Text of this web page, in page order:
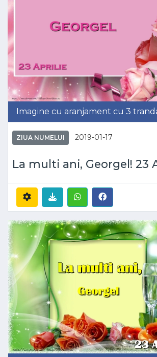
Imagine cu aranjament cu 3
ZIUA NUMELUI 2019-01-17
La multi ani, Georgel! 23